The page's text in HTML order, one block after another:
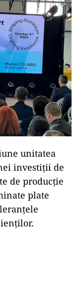
unitatea
investiții de
de producție
plate